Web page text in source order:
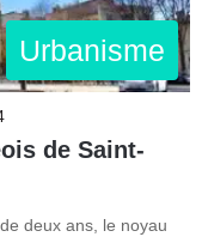
Urbanisme
de Saint-
deux ans, le noyau